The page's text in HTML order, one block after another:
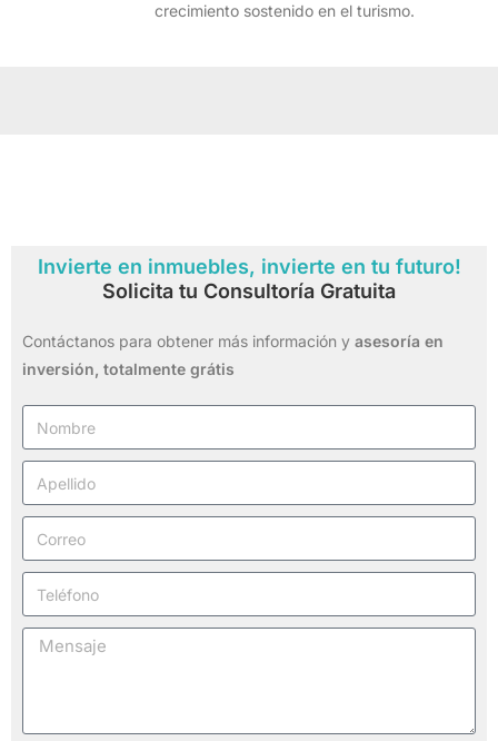
crecimiento sostenido en el turismo.
Invierte en inmuebles, invierte en tu futuro!
Solicita tu Consultoría Gratuita
Contáctanos para obtener más información y asesoría en
inversión, totalmente grátis